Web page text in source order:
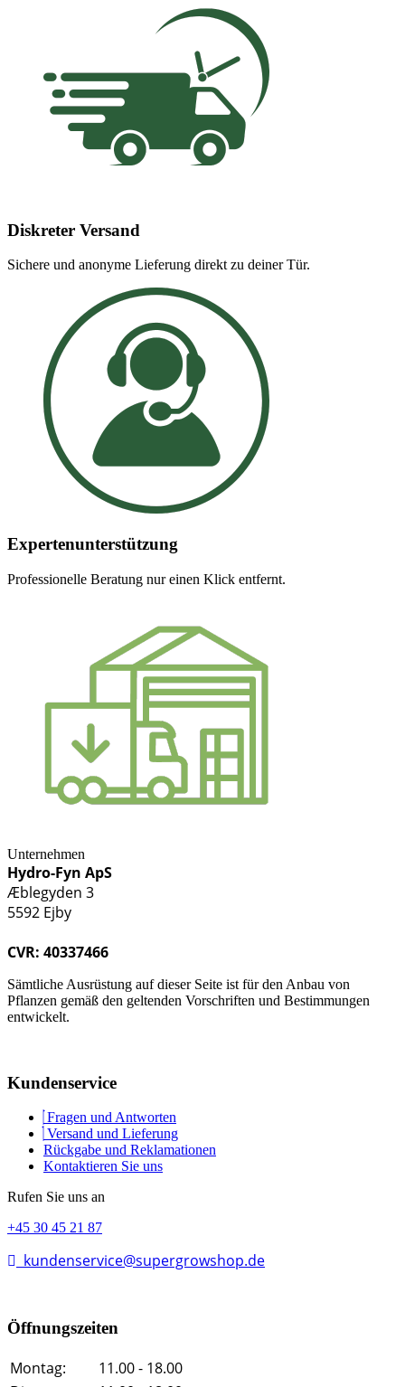
Diskreter Versand
Sichere und anonyme Lieferung direkt zu deiner Tür.
Expertenunterstützung
Professionelle Beratung nur einen Klick entfernt.
Unternehmen
Hydro-Fyn ApS
Æblegyden 3
5592 Ejby
CVR: 40337466
Sämtliche Ausrüstung auf dieser Seite ist für den Anbau von
Pflanzen gemäß den geltenden Vorschriften und Bestimmungen
entwickelt.
Kundenservice
Fragen und Antworten
Versand und Lieferung
Rückgabe und Reklamationen
Kontaktieren Sie uns
Rufen Sie uns an
+45 30 45 21 87
kundenservice@supergrowshop.de
Öffnungszeiten
Montag:
11.00 - 18.00